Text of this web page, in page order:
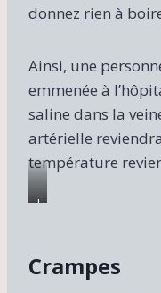
donnez rien à
Ainsi, une
emmenée à
saline dans la
artérielle
température
L
c
r
Crampes